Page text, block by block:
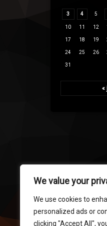
We value your
We use cookies to
personalized ads or
clicking "Accept All",
3 4 5
10 11 12
17 18 19
24 25 26
31
«